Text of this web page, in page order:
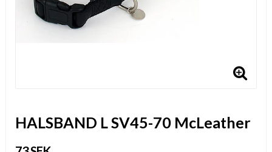
HALSBAND L SV45-70 McLeather